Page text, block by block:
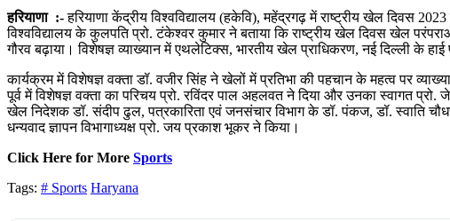
हरियाणा :-हरियाणा केंद्रीय विश्वविद्यालय (हकेवि), महेंद्रगढ़ में राष्ट्रीय खेल दिवस
विश्वविद्यालय के कुलपति प्रो. टंकेश्वर कुमार ने बताया कि राष्ट्रीय खेल दिवस खेल
गौरव बढ़ाया। विशेषज्ञ व्याख्यान में एथलेटिक्स, भारतीय खेल प्राधिकरण, नई दिल्ली के
कार्यक्रम में विशेषज्ञ वक्ता डॉ. वजीर सिंह ने खेलों में प्रतिभा की पहचान के महत्व पर
पूर्व में विशेषज्ञ वक्ता का परिचय प्रो. रविंदर पाल अहलवत ने दिया और उनका स्वागत
खेल निदेशक डॉ. संदीप ढुल, पत्रकारिता एवं जनसंचार विभाग के डॉ. पंकज, डॉ. स्वाति
धन्यवाद ज्ञापन विभागाध्यक्ष प्रो. जय प्रकाश भूकर ने किया।
Click Here for More Sports
Tags: # Sports Haryana